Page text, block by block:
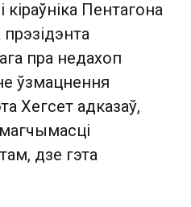
Пентагона
прэзідэнта
пра недахоп
ўзмацнення
Хегсет адказаў,
дзе гэта